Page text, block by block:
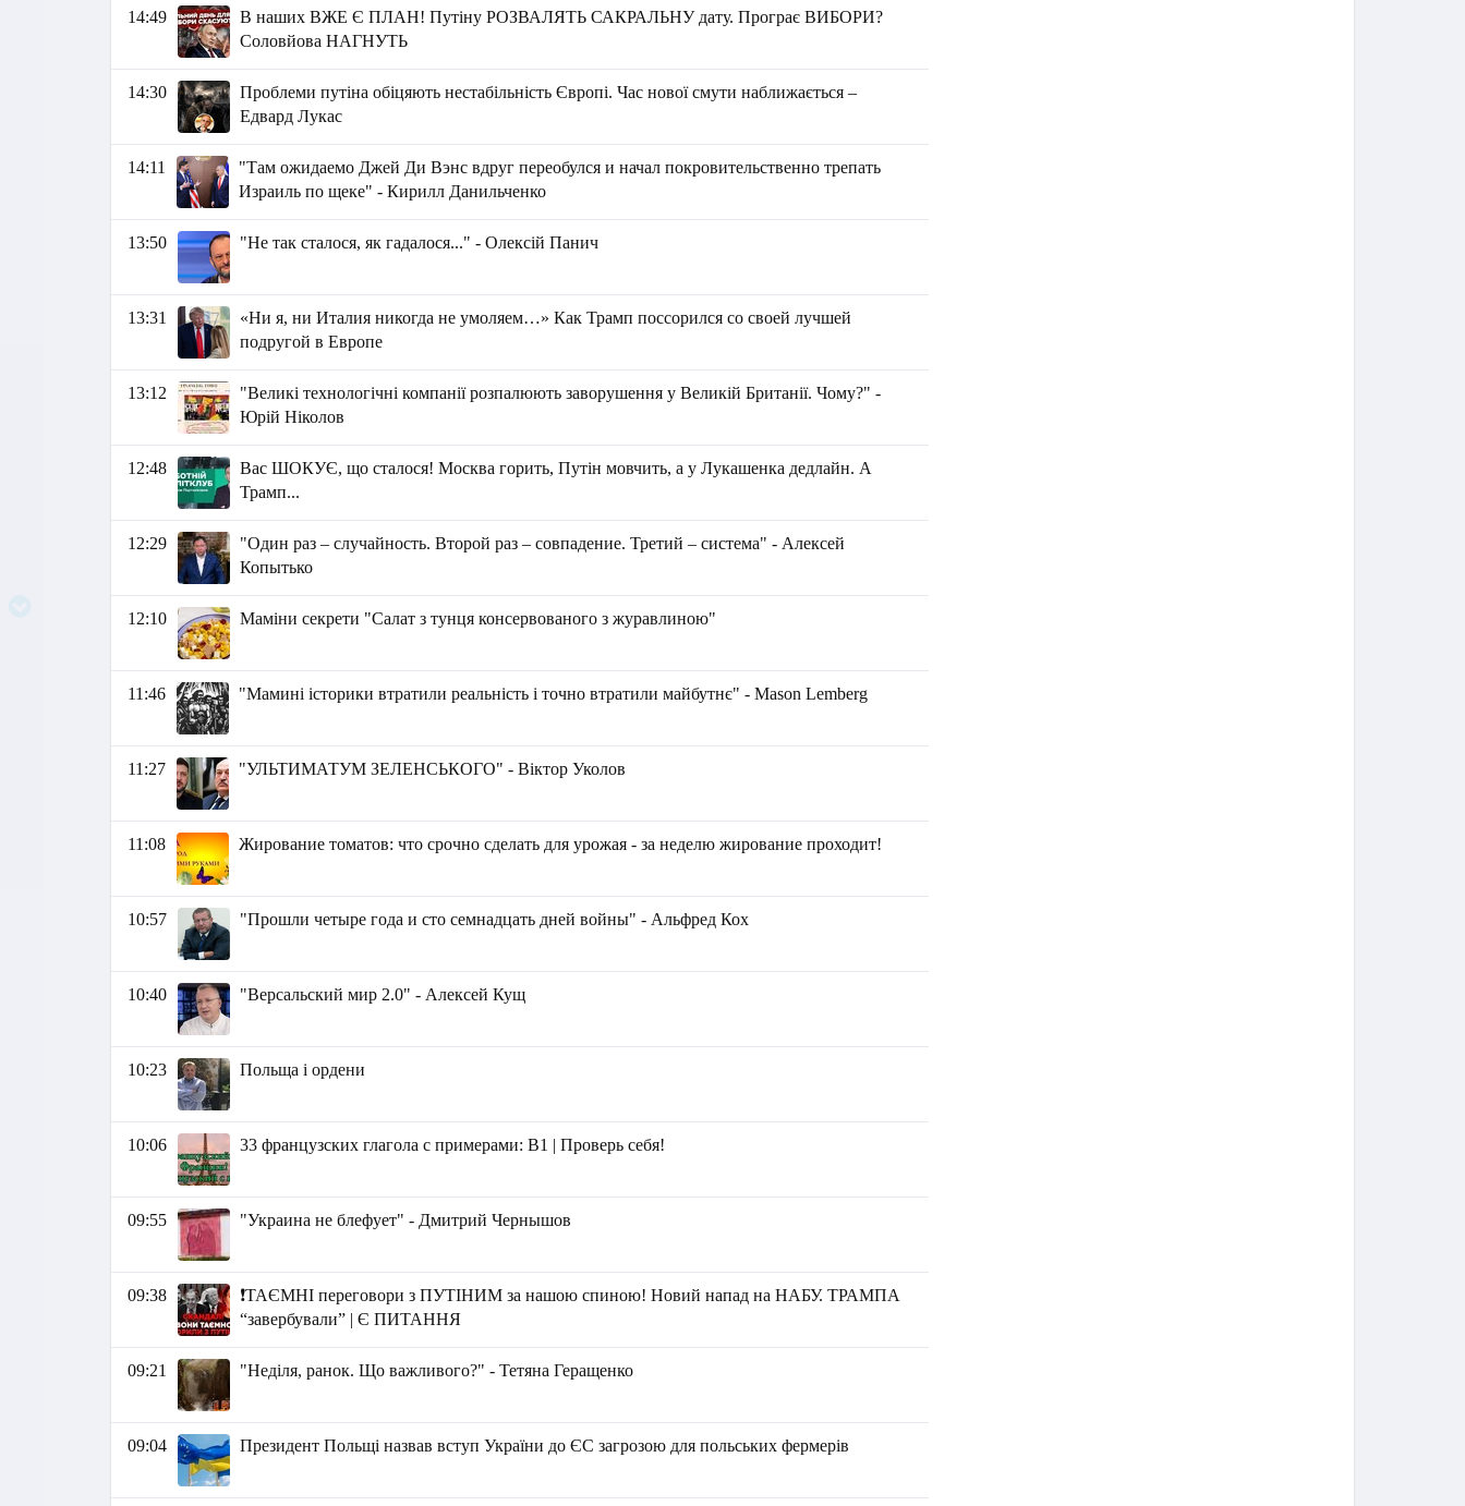
14:49
В наших ВЖЕ Є ПЛАН! Путіну РОЗВАЛЯТЬ САКРАЛЬНУ дату. Програє ВИБОРИ?
Соловйова НАГНУТЬ
14:30
Проблеми путіна обіцяють нестабільність Європі. Час нової смути наближається –
Едвард Лукас
14:11
"Там ожидаемо Джей Ди Вэнс вдруг переобулся и начал покровительственно трепать
Израиль по щеке" - Кирилл Данильченко
13:50 "Не так сталося, як гадалося..." - Олексій Панич
13:31
«Ни я, ни Италия никогда не умоляем…» Как Трамп поссорился со своей лучшей
подругой в Европе
13:12
"Великі технологічні компанії розпалюють заворушення у Великій Британії. Чому?" -
Юрій Ніколов
12:48
Вас ШОКУЄ, що сталося! Москва горить, Путін мовчить, а у Лукашенка дедлайн. А
Трамп...
12:29
"Один раз – случайность. Второй раз – совпадение. Третий – система" - Алексей
Копытько
12:10 Маміни секрети "Салат з тунця консервованого з журавлиною"
11:46 "Мамині історики втратили реальність і точно втратили майбутнє" - Маson Lemberg
11:27 "УЛЬТИМАТУМ ЗЕЛЕНСЬКОГО" - Віктор Уколов
11:08 Жирование томатов: что срочно сделать для урожая - за неделю жирование проходит!
10:57 "Прошли четыре года и сто семнадцать дней войны" - Альфред Кох
10:40 "Версальский мир 2.0" - Алексей Кущ
10:23 Польща і ордени
10:06 33 французских глагола с примерами: B1 | Проверь себя!
09:55 "Украина не блефует" - Дмитрий Чернышов
09:38
❗️ТАЄМНІ переговори з ПУТІНИМ за нашою спиною! Новий напад на НАБУ. ТРАМПА
“завербували” | Є ПИТАННЯ
09:21 "Неділя, ранок. Що важливого?" - Тетяна Геращенко
09:04 Президент Польщі назвав вступ України до ЄС загрозою для польських фермерів